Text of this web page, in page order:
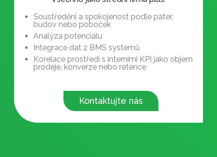
Soustředění a spokojenost podle pater,
budov nebo poboček
Analýza potenciálu
Integrace dat z BMS systémů
Korelace prostředí s interními KPI jako objem
prodeje, konverze nebo retence
Kontaktujte nás